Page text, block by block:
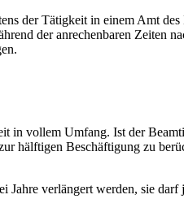
der Tätigkeit in einem Amt des
der anrechenbaren Zeiten
in vollem Umfang. Ist der
hälftigen Beschäftigung zu
verlängert werden, sie